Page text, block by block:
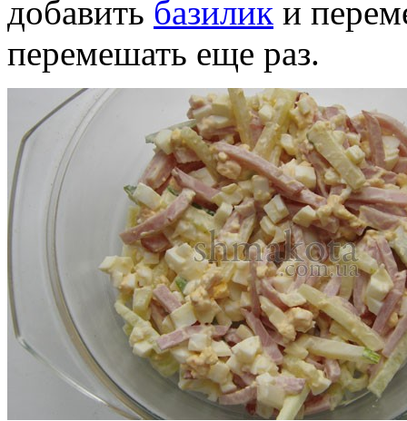
добавить базилик и
перемешать еще раз.